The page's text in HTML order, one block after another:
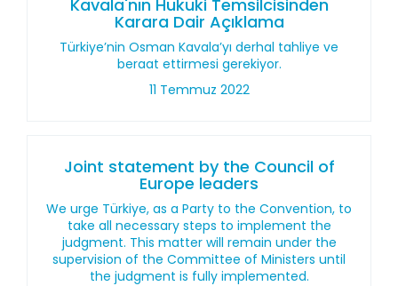
Kavala'nın Hukuki Temsilcisinden
Karara Dair Açıklama
Türkiye’nin Osman Kavala’yı derhal tahliye ve
beraat ettirmesi gerekiyor.
11 Temmuz 2022
Joint statement by the Council of
Europe leaders
We urge Türkiye, as a Party to the Convention, to
take all necessary steps to implement the
judgment. This matter will remain under the
supervision of the Committee of Ministers until
the judgment is fully implemented.